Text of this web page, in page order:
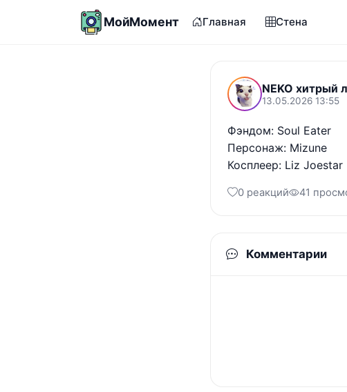
МойМомент Главная Стена
NEKO хитрый
13.05.2026 13:55
Фэндом: Soul Eater
Персонаж: Mizune
Косплеер: Liz Joestar
0 реакций 41
Комментарии